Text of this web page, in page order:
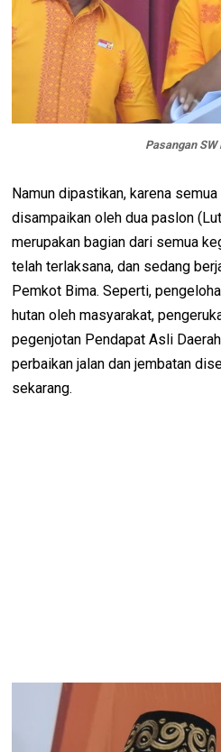
Pasangan SW
Namun dipastikan, karena
disampaikan oleh dua paslon
merupakan bagian dari semua
telah terlaksana, dan sedang
Pemkot Bima. Seperti,
hutan oleh masyarakat,
pegenjotan Pendapat Asli
perbaikan jalan dan jembatan
sekarang.